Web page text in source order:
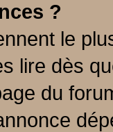
?
le
lire dès
du